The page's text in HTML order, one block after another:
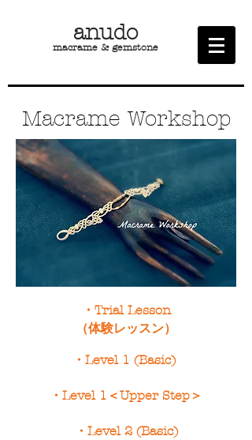
​anudo
macrame & gemstone
Macrame Workshop
・Trial Lesson
​（体験レッスン）
・​ Level1 (Basic)
・ Level 1＜Upper Step＞
・ Level 2 (Basic)